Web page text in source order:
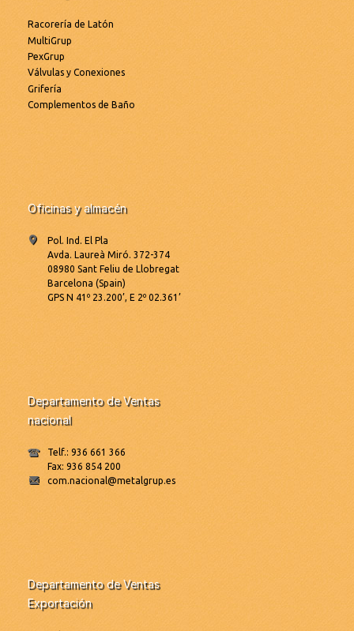
Racorería de Latón
MultiGrup
PexGrup
Válvulas y Conexiones
Grifería
Complementos de Baño
Oficinas y almacén
Pol. Ind. El Pla
Avda. Laureà Miró. 372-374
08980 Sant Feliu de Llobregat
Barcelona (Spain)
GPS N 41º 23.200’, E 2º 02.361’
Departamento de Ventas
nacional
Telf.: 936 661 366
Fax: 936 854 200
com.nacional@metalgrup.es
Departamento de Ventas
Exportación